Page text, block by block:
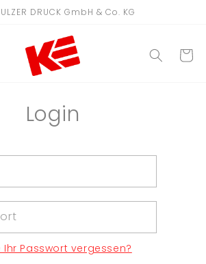
DRUCK GmbH & Co. KG
Login
Ihr Passwort vergessen?